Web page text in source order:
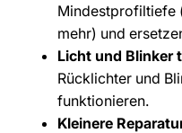
Mindestprofiltiefe
mehr) und
Licht und Blinker
Rücklichter und
funktionieren.
Kleinere